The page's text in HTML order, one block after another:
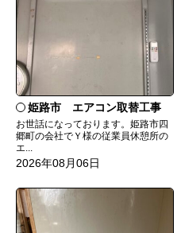
姫路市 エアコン取替工事
お世話になっております。姫路市四
郷町の会社でＹ様の従業員休憩所の
エ...
2026年08月06日